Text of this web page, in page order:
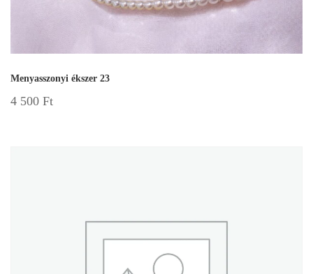
Menyasszonyi ékszer 23
4 500 Ft